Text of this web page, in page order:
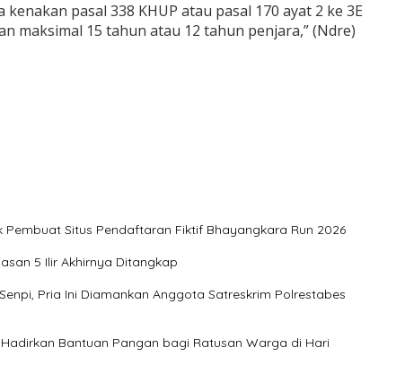
pasal 338 KHUP atau pasal 170 ayat 2 ke 3E
maksimal 15 tahun atau 12 tahun penjara,” (Ndre)
Pembuat Situs Pendaftaran Fiktif Bhayangkara Run 2026
5 Ilir Akhirnya Ditangkap
Pria Ini Diamankan Anggota Satreskrim Polrestabes
Bantuan Pangan bagi Ratusan Warga di Hari